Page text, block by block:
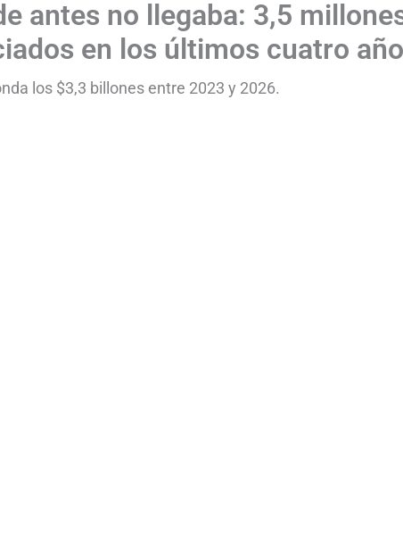
antes no llegaba: 3,5
en los últimos cuatro
los $3,3 billones entre 2023 y 2026.